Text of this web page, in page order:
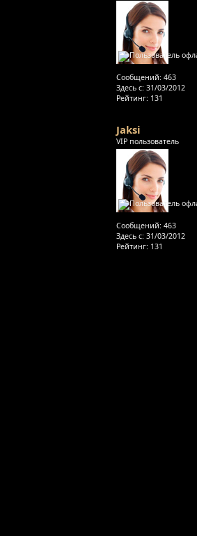
Сообщений: 463
Здесь с: 31/03/2012
Рейтинг: 131
Jaksi
VIP пользователь
Сообщений: 463
Здесь с: 31/03/2012
Рейтинг: 131